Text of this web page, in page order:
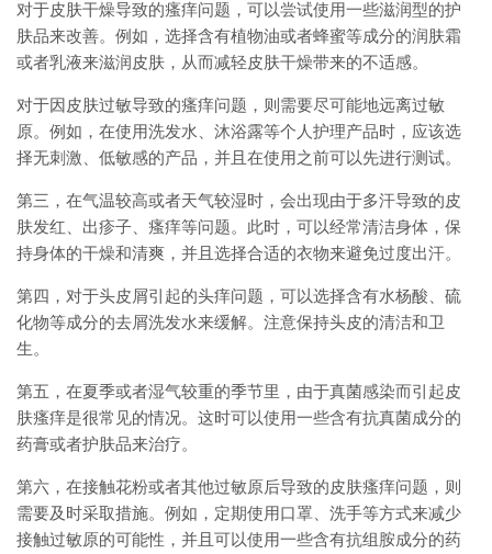
对于皮肤干燥导致的瘙痒问题，可以尝试使用一些滋润型的护
肤品来改善。例如，选择含有植物油或者蜂蜜等成分的润肤霜
或者乳液来滋润皮肤，从而减轻皮肤干燥带来的不适感。
对于因皮肤过敏导致的瘙痒问题，则需要尽可能地远离过敏
原。例如，在使用洗发水、沐浴露等个人护理产品时，应该选
择无刺激、低敏感的产品，并且在使用之前可以先进行测试。
第三，在气温较高或者天气较湿时，会出现由于多汗导致的皮
肤发红、出疹子、瘙痒等问题。此时，可以经常清洁身体，保
持身体的干燥和清爽，并且选择合适的衣物来避免过度出汗。
第四，对于头皮屑引起的头痒问题，可以选择含有水杨酸、硫
化物等成分的去屑洗发水来缓解。注意保持头皮的清洁和卫
生。
第五，在夏季或者湿气较重的季节里，由于真菌感染而引起皮
肤瘙痒是很常见的情况。这时可以使用一些含有抗真菌成分的
药膏或者护肤品来治疗。
第六，在接触花粉或者其他过敏原后导致的皮肤瘙痒问题，则
需要及时采取措施。例如，定期使用口罩、洗手等方式来减少
接触过敏原的可能性，并且可以使用一些含有抗组胺成分的药